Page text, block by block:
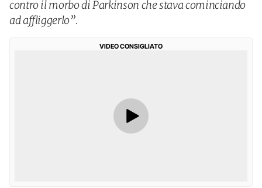
contro il morbo di Parkinson che stava cominciando
ad affliggerlo”.
VIDEO CONSIGLIATO